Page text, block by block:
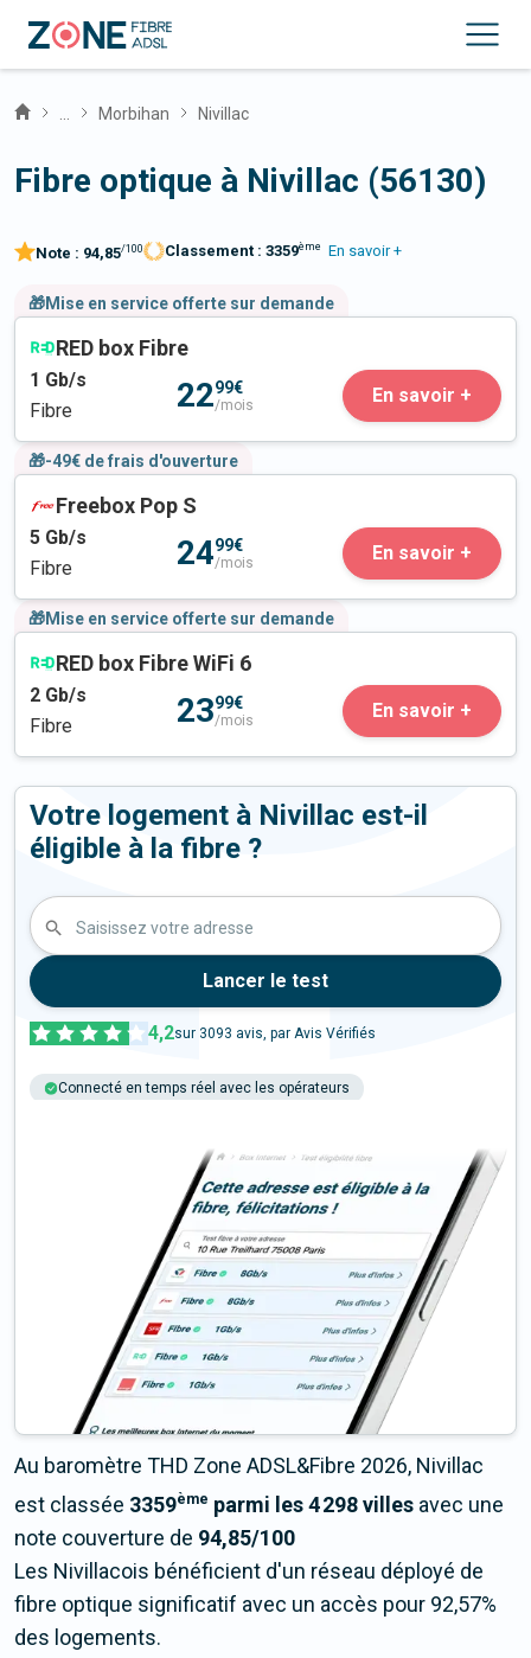
Morbihan Nivillac
Fibre optique à Nivillac (56130)
Note : 94,85/100 Classement : 3359ème En savoir +
🎁Mise en service offerte sur demande
RED box Fibre
1 Gb/s
Fibre
2299€
/mois En savoir +
🎁-49€ de frais d'ouverture
Freebox Pop S
5 Gb/s
Fibre
2499€
/mois En savoir +
🎁Mise en service offerte sur demande
RED box Fibre WiFi 6
2 Gb/s
Fibre
2399€
/mois En savoir +
Votre logement à Nivillac est-il
éligible à la fibre ?
Saisissez votre adresse
Lancer le test
4,2sur 3093 avis, par Avis Vérifiés
Connecté en temps réel avec les opérateurs
Au baromètre THD Zone ADSL&Fibre 2026, Nivillac
est classée 3359ème parmi les 4 298 villes avec une
note couverture de 94,85/100
Les Nivillacois bénéficient d'un réseau déployé de
fibre optique significatif avec un accès pour 92,57%
des logements.